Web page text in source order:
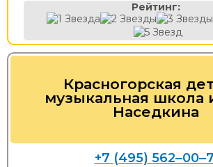
Рейтинг:
Красногорская
музыкальная школа
Наседкина
+7 (495)